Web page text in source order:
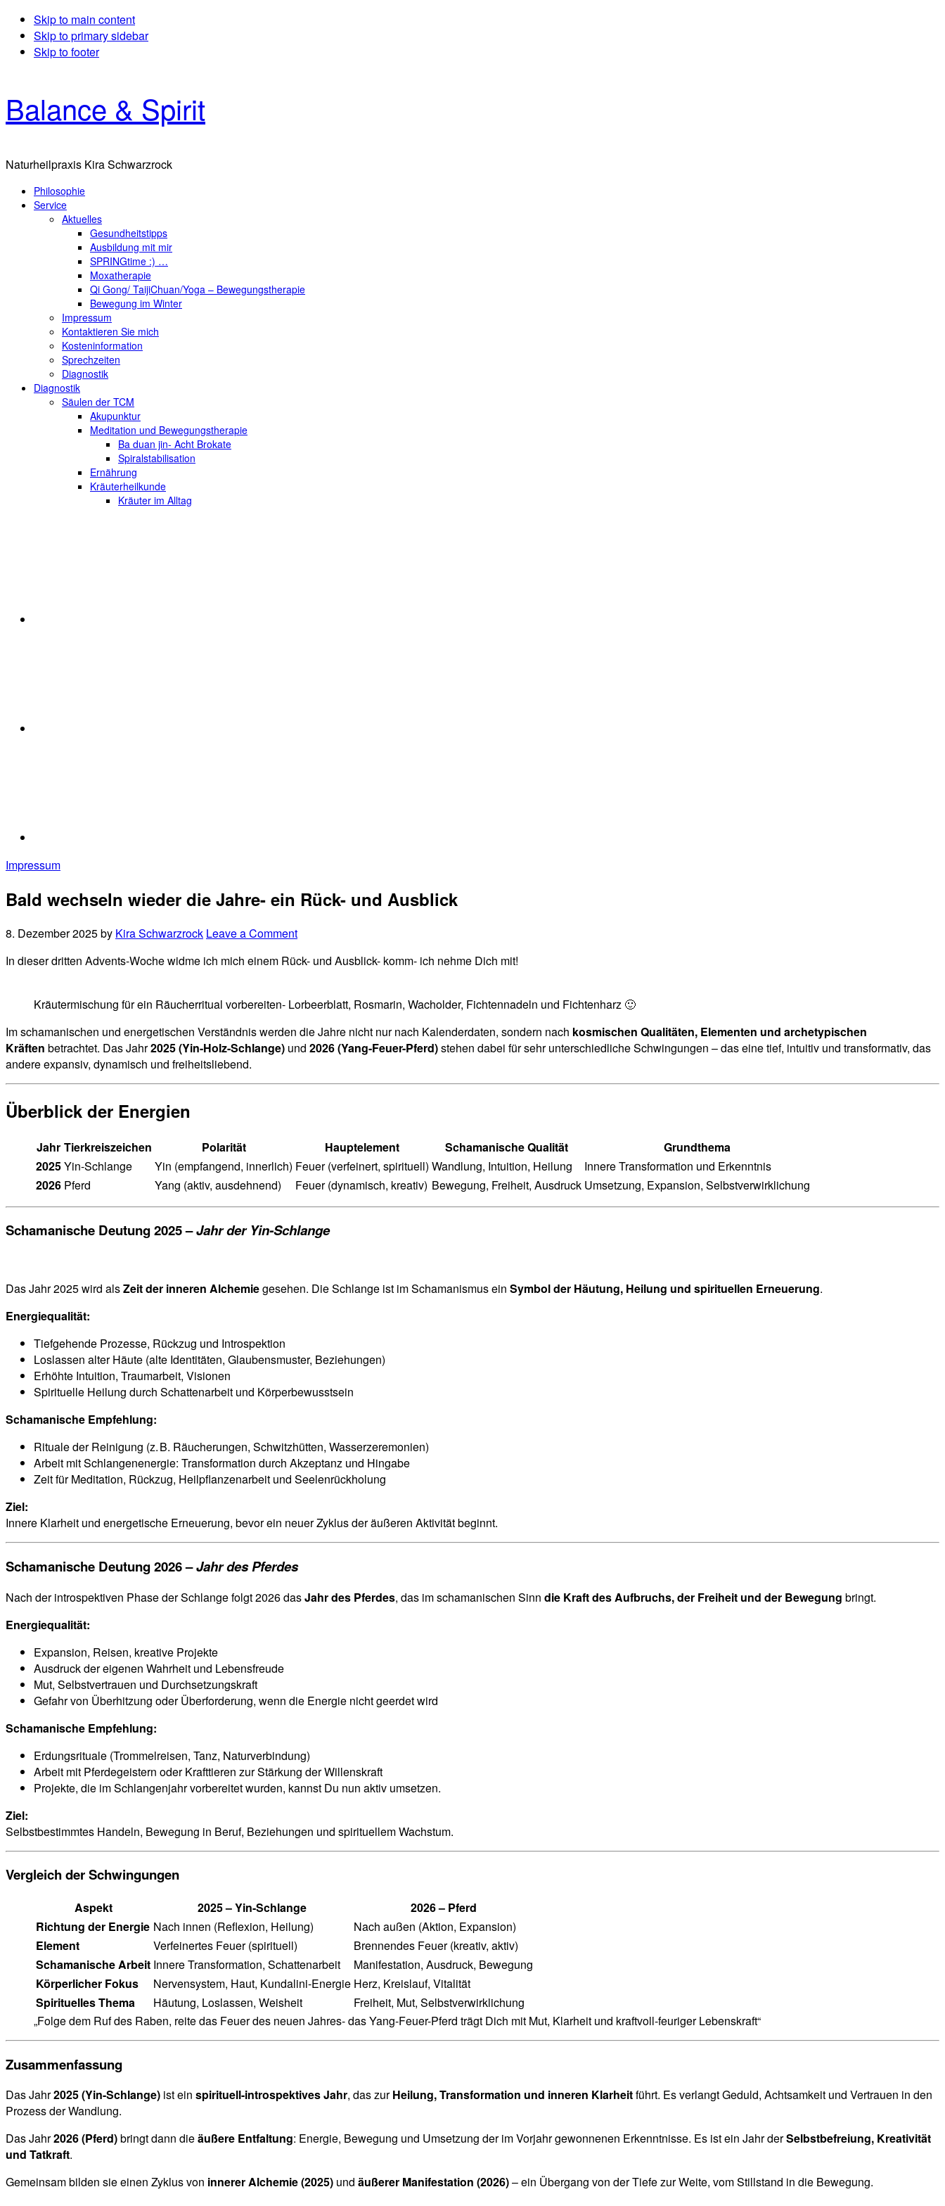
Skip to main content
Skip to primary sidebar
Skip to footer
Balance & Spirit
Naturheilpraxis Kira Schwarzrock
Philosophie
Service
Aktuelles
Gesundheitstipps
Ausbildung mit mir
SPRINGtime :) …
Moxatherapie
Qi Gong/ TaijiChuan/Yoga – Bewegungstherapie
Bewegung im Winter
Impressum
Kontaktieren Sie mich
Kosteninformation
Sprechzeiten
Diagnostik
Diagnostik
Säulen der TCM
Akupunktur
Meditation und Bewegungstherapie
Ba duan jin- Acht Brokate
Spiralstabilisation
Ernährung
Kräuterheilkunde
Kräuter im Alltag
Impressum
Bald wechseln wieder die Jahre- ein Rück- und Ausblick
8. Dezember 2025by Kira Schwarzrock Leave a Comment
In dieser dritten Advents-Woche widme ich mich einem Rück- und Ausblick- komm- ich nehme Dich mit!
Kräutermischung für ein Räucherritual vorbereiten- Lorbeerblatt, Rosmarin, Wacholder, Fichtennadeln und Fichtenharz 🙂
Im schamanischen und energetischen Verständnis werden die Jahre nicht nur nach Kalenderdaten, sondern nach kosmischen Qualitäten, Elementen und archetypischen
Kräften betrachtet. Das Jahr2025 (Yin-Holz-Schlange) und 2026 (Yang-Feuer-Pferd)stehen dabei für sehr unterschiedliche Schwingungen – das eine tief, intuitiv und transformativ, das
andere expansiv, dynamisch und freiheitsliebend.
Überblick der Energien
Jahr Tierkreiszeichen Polarität Hauptelement Schamanische Qualität
Grundthema
2025Yin-Schlange Yin (empfangend, innerlich) Feuer (verfeinert, spirituell) Wandlung, Intuition, Heilung
Innere Transformation und Erkenntnis
2026 Pferd Yang (aktiv, ausdehnend) Feuer (dynamisch, kreativ) Bewegung, Freiheit, Ausdruck Umsetzung, Expansion, Selbstverwirklichung
Schamanische Deutung 2025 –Jahr der Yin-Schlange
Das Jahr 2025 wird alsZeit der inneren Alchemiegesehen. Die Schlange ist im Schamanismus ein Symbol der Häutung, Heilung und spirituellen Erneuerung.
Energiequalität:
Tiefgehende Prozesse, Rückzug und Introspektion
Loslassen alter Häute (alte Identitäten, Glaubensmuster, Beziehungen)
Erhöhte Intuition, Traumarbeit, Visionen
Spirituelle Heilung durch Schattenarbeit und Körperbewusstsein
Schamanische Empfehlung:
Rituale der Reinigung (z. B. Räucherungen, Schwitzhütten, Wasserzeremonien)
Arbeit mit Schlangenenergie: Transformation durch Akzeptanz und Hingabe
Zeit für Meditation, Rückzug, Heilpflanzenarbeit und Seelenrückholung
Ziel:
Innere Klarheit und energetische Erneuerung, bevor ein neuer Zyklus der äußeren Aktivität beginnt.
Schamanische Deutung 2026 –Jahr des Pferdes
Nach der introspektiven Phase der Schlange folgt 2026 dasJahr des Pferdes, das im schamanischen Sinn die Kraft des Aufbruchs, der Freiheit und der Bewegung bringt.
Energiequalität:
Expansion, Reisen, kreative Projekte
Ausdruck der eigenen Wahrheit und Lebensfreude
Mut, Selbstvertrauen und Durchsetzungskraft
Gefahr von Überhitzung oder Überforderung, wenn die Energie nicht geerdet wird
Schamanische Empfehlung:
Erdungsrituale (Trommelreisen, Tanz, Naturverbindung)
Arbeit mit Pferdegeistern oder Krafttieren zur Stärkung der Willenskraft
Projekte, die im Schlangenjahr vorbereitet wurden, kannst Du nun aktiv umsetzen.
Ziel:
Selbstbestimmtes Handeln, Bewegung in Beruf, Beziehungen und spirituellem Wachstum.
Vergleich der Schwingungen
Aspekt 2025 – Yin-Schlange
2026 – Pferd
Richtung der Energie Nach innen (Reflexion, Heilung)
Nach außen (Aktion, Expansion)
Element
Verfeinertes Feuer (spirituell)
Brennendes Feuer (kreativ, aktiv)
Schamanische Arbeit Innere Transformation, Schattenarbeit
Manifestation, Ausdruck, Bewegung
Körperlicher Fokus
Nervensystem, Haut, Kundalini-Energie Herz, Kreislauf, Vitalität
Spirituelles Thema
Häutung, Loslassen, Weisheit
Freiheit, Mut, Selbstverwirklichung
„Folge dem Ruf des Raben, reite das Feuer des neuen Jahres- das Yang-Feuer-Pferd trägt Dich mit Mut, Klarheit und kraftvoll-feuriger Lebenskraft“
Zusammenfassung
Das Jahr2025 (Yin-Schlange) ist ein spirituell-introspektives Jahr, das zurHeilung, Transformation und inneren Klarheitführt. Es verlangt Geduld, Achtsamkeit und Vertrauen in den
Prozess der Wandlung.
Das Jahr2026 (Pferd)bringt dann dieäußere Entfaltung: Energie, Bewegung und Umsetzung der im Vorjahr gewonnenen Erkenntnisse. Es ist ein Jahr derSelbstbefreiung, Kreativität
und Tatkraft.
Gemeinsam bilden sie einen Zyklus von innerer Alchemie (2025) und äußerer Manifestation (2026)– ein Übergang von der Tiefe zur Weite, vom Stillstand in die Bewegung.